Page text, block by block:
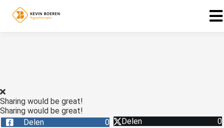
Sharing would be great!
Sharing would be great!
Delen
0 Delen
0